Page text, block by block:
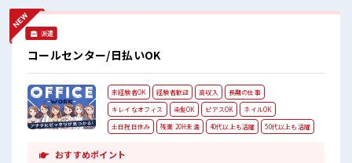
派遣
コールセンター/日払いOK
未経験者OK 経験者歓迎 高収入
長期の仕事
キレイなオフィス
染髪OK ピアスOK
ネイルOK
土日祝日休み
残業 20H未満 40代以上も活躍 50代以上も活躍
おすすめポイント